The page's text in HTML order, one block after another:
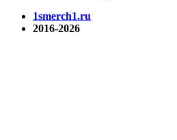
1smerch1.ru
2016-2026